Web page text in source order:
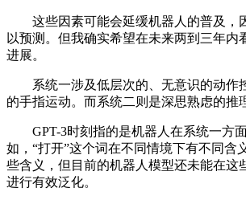
这些因素可能会延缓机器人的普及，
以预测。但我确实希望在未来两到三年内
进展。
系统一涉及低层次的、无意识的动作
的手指运动。而系统二则是深思熟虑的推
GPT-3时刻指的是机器人在系统一方
如，“打开”这个词在不同情境下有不同含
些含义，但目前的机器人模型还未能在这
进行有效泛化。